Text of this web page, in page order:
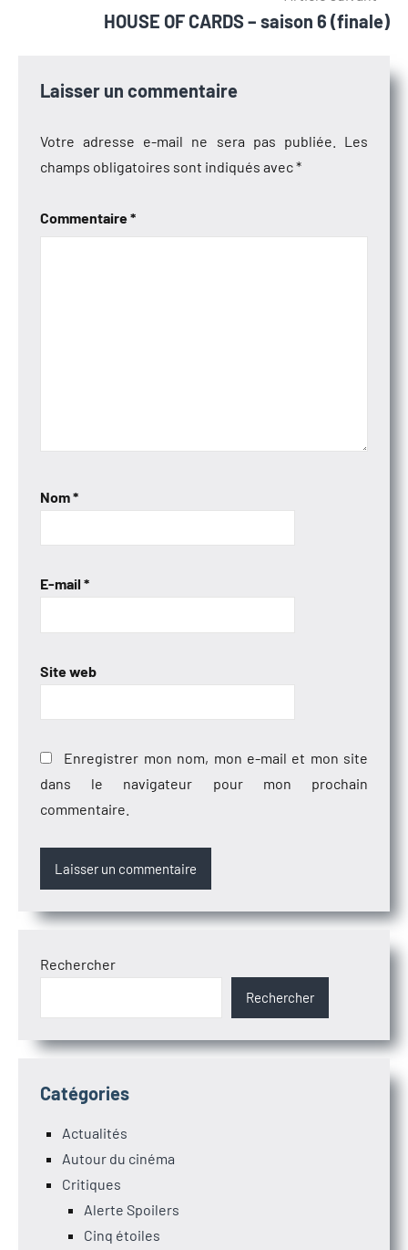
HOUSE OF CARDS – saison 6 (finale)
Laisser un commentaire
Votre adresse e-mail ne sera pas publiée.
Les
champs obligatoires sont indiqués avec*
Commentaire*
Nom*
E-mail *
Site web
Enregistrer mon nom, mon e-mail et mon site
dans le navigateur pour mon prochain
commentaire.
Rechercher
Rechercher
Catégories
Actualités
Autour du cinéma
Critiques
Alerte Spoilers
Cinq étoiles